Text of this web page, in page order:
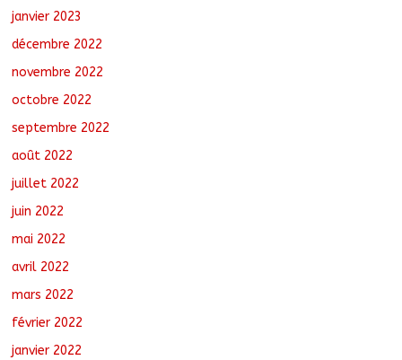
janvier 2023
décembre 2022
novembre 2022
octobre 2022
septembre 2022
août 2022
juillet 2022
juin 2022
mai 2022
avril 2022
mars 2022
février 2022
janvier 2022